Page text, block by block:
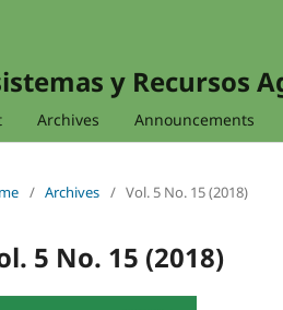
y Recursos
Archives Announcements
/ Archives / Vol. 5 No. 15 (2018)
5 No. 15 (2018)